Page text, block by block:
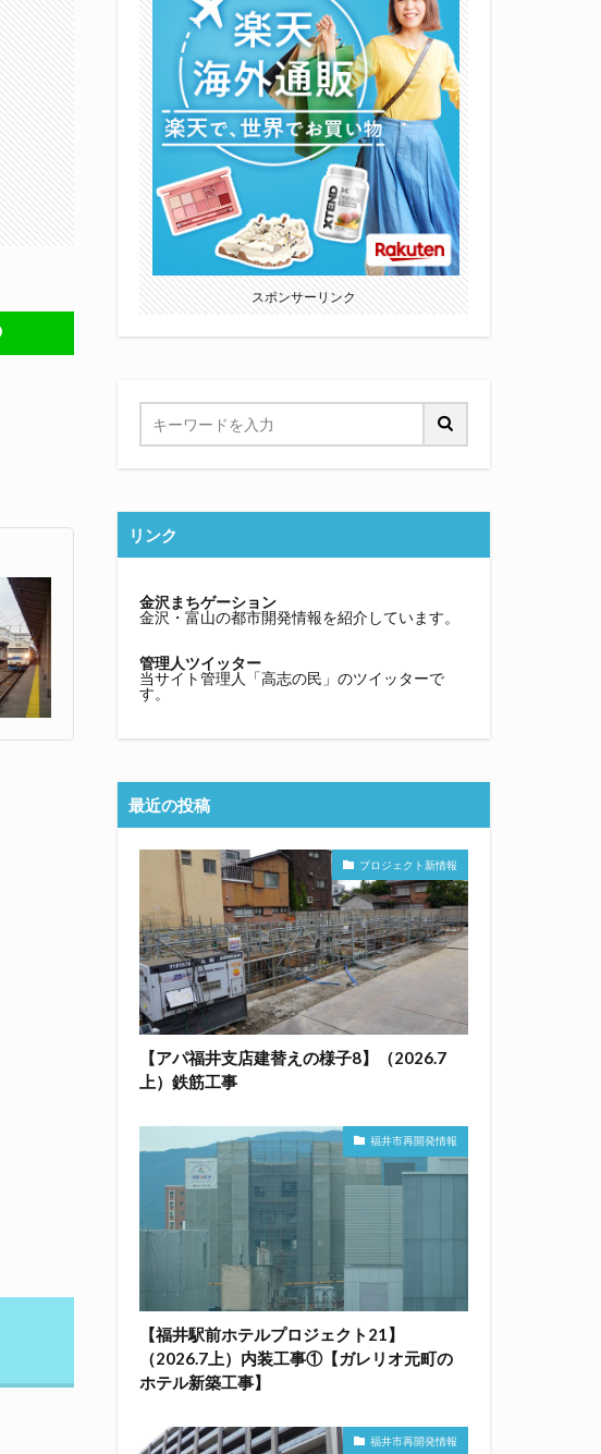
スポンサーリンク
リンク
金沢まちゲーション
金沢・富山の都市開発情報を紹介しています。
管理人ツイッター
当サイト管理人「高志の民」のツイッターで
す。
最近の投稿
プロジェクト新情報
【アパ福井支店建替えの様子8】（2026.7
上）鉄筋工事
福井市再開発情報
【福井駅前ホテルプロジェクト21】
（2026.7上）内装工事①【ガレリオ元町の
ホテル新築工事】
福井市再開発情報